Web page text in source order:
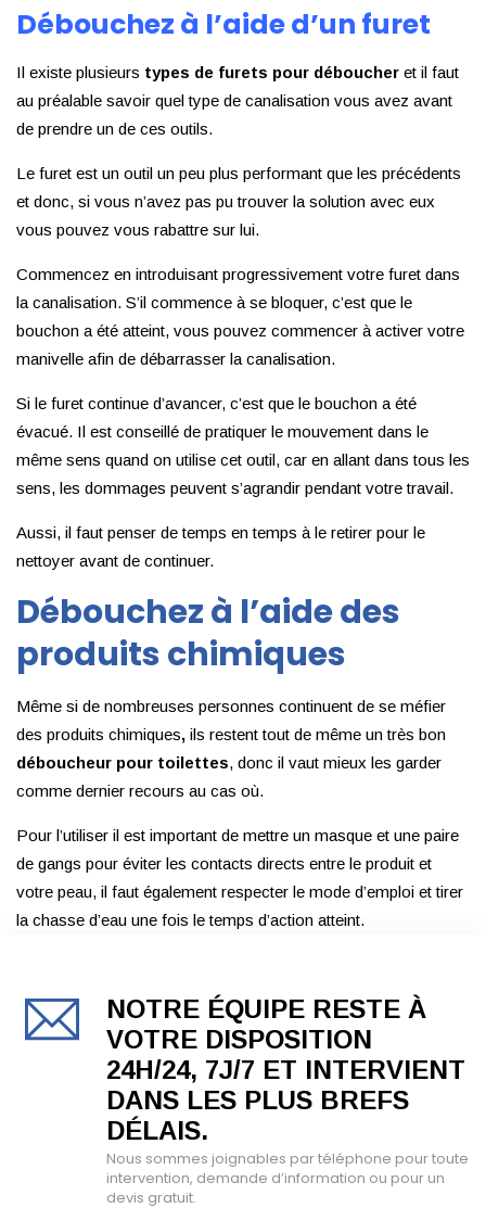
Débouchez à l’aide d’un furet
Il existe plusieurs types de furets pour déboucher et il faut
au préalable savoir quel type de canalisation vous avez avant
de prendre un de ces outils.
Le furet est un outil un peu plus performant que les précédents
et donc, si vous n’avez pas pu trouver la solution avec eux
vous pouvez vous rabattre sur lui.
Commencez en introduisant progressivement votre furet dans
la canalisation. S’il commence à se bloquer, c’est que le
bouchon a été atteint, vous pouvez commencer à activer votre
manivelle afin de débarrasser la canalisation.
Si le furet continue d’avancer, c’est que le bouchon a été
évacué. Il est conseillé de pratiquer le mouvement dans le
même sens quand on utilise cet outil, car en allant dans tous les
sens, les dommages peuvent s’agrandir pendant votre travail.
Aussi, il faut penser de temps en temps à le retirer pour le
nettoyer avant de continuer.
Débouchez à l’aide des
produits chimiques
Même si de nombreuses personnes continuent de se méfier
des produits chimiques, ils restent tout de même un très bon
déboucheur pour toilettes, donc il vaut mieux les garder
comme dernier recours au cas où.
Pour l’utiliser il est important de mettre un masque et une paire
de gangs pour éviter les contacts directs entre le produit et
votre peau, il faut également respecter le mode d’emploi et tirer
la chasse d’eau une fois le temps d’action atteint.
NOTRE ÉQUIPE RESTE À
VOTRE DISPOSITION
24H/24, 7J/7 ET INTERVIENT
DANS LES PLUS BREFS
DÉLAIS.
Nous sommes joignables par téléphone pour toute
intervention, demande d’information ou pour un
devis gratuit.